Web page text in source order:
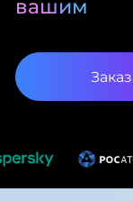
вашим